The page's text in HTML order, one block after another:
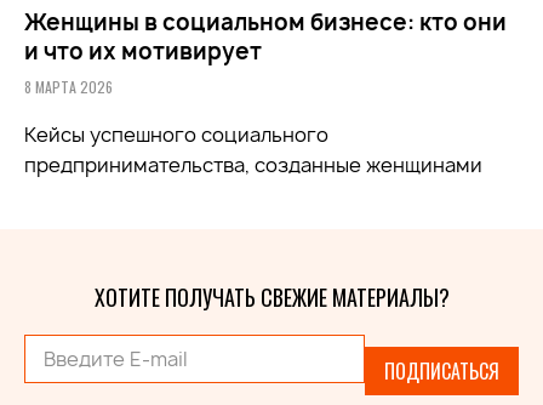
Женщины в социальном бизнесе: кто они
и что их мотивирует
8 МАРТА 2026
Кейсы успешного социального
предпринимательства, созданные женщинами
ХОТИТЕ ПОЛУЧАТЬ СВЕЖИЕ МАТЕРИАЛЫ?
ПОДПИСАТЬСЯ